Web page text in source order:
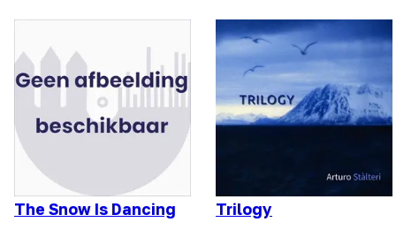
The Snow Is Dancing Trilogy